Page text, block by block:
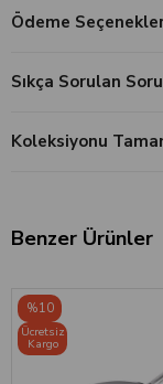
Ödeme
Sıkça Sorulan
Koleksiyonu
Benzer Ürünler
%10
Ücretsiz
Kargo